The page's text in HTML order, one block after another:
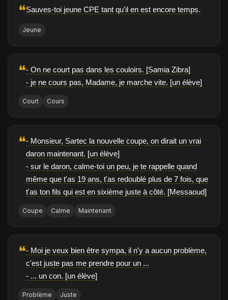
❝Sauves-toi jeune CPE tant qu'il en est encore temps.
Jeune
❝- On ne court pas dans les couloirs. [Samia Zibra]
- je ne cours pas, Madame, je marche vite. [un élève]
Court Cours
❝- Monsieur, Sartec la nouvelle coupe, on dirait un vrai
daron maintenant. [un élève]
- sur le daron, calme-toi un peu, je te rappelle quand
même que t'as 19 ans, t'as redoublé plus de 7 fois, que
t'as ton fils qui est en sixième juste à côté. [Messaoud]
Coupe Calme Maintenant
❝- Moi je veux bien être sympa, il n'y a aucun problème,
c'est juste pas me prendre pour un ...
- ... un con. [un élève]
Problème Juste